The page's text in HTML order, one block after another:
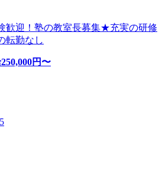
歓迎！塾の教室長募集★充実の研修
転勤なし
250,000円〜